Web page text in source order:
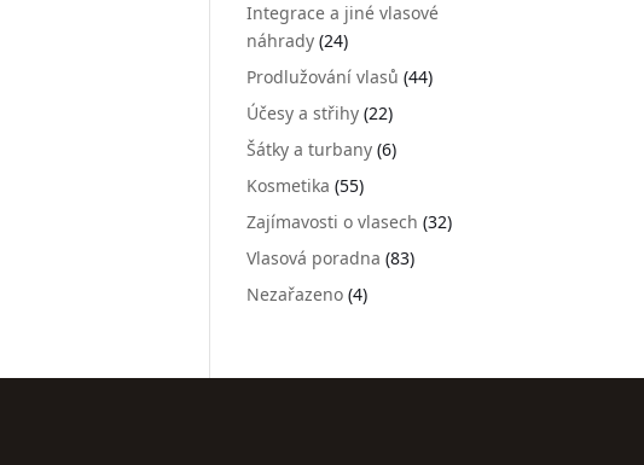
Integrace a jiné vlasové
náhrady (24)
Prodlužování vlasů (44)
Účesy a střihy (22)
Šátky a turbany (6)
Kosmetika (55)
Zajímavosti o vlasech (32)
Vlasová poradna (83)
Nezařazeno (4)